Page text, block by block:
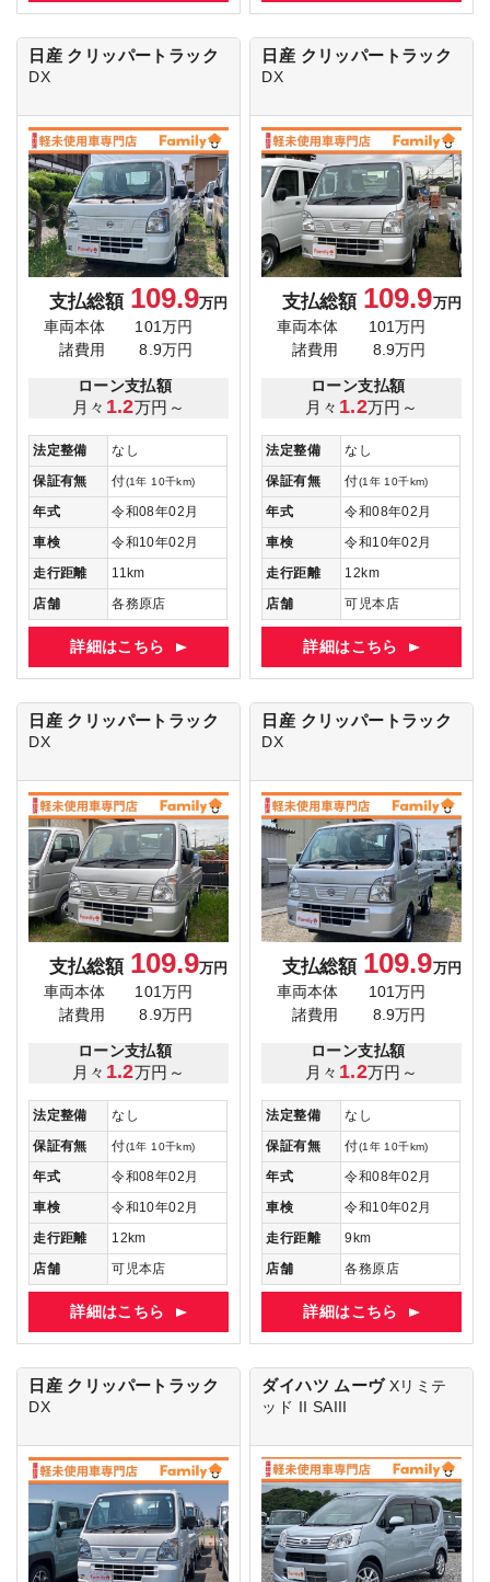
日産 クリッパートラック
DX
支払総額 109.9万円
車両本体
101万円
諸費用
8.9万円
ローン支払額
月々 1.2万円～
法定整備
なし
保証有無
付(1年 10千km)
年式
令和08年02月
車検
令和10年02月
走行距離
11km
店舗
各務原店
詳細はこちら
日産 クリッパートラック
DX
支払総額 109.9万円
車両本体
101万円
諸費用
8.9万円
ローン支払額
月々 1.2万円～
法定整備
なし
保証有無
付(1年 10千km)
年式
令和08年02月
車検
令和10年02月
走行距離
12km
店舗
可児本店
詳細はこちら
日産 クリッパートラック
DX
支払総額 109.9万円
車両本体
101万円
諸費用
8.9万円
ローン支払額
月々 1.2万円～
法定整備
なし
保証有無
付(1年 10千km)
年式
令和08年02月
車検
令和10年02月
走行距離
12km
店舗
可児本店
詳細はこちら
日産 クリッパートラック
DX
支払総額 109.9万円
車両本体
101万円
諸費用
8.9万円
ローン支払額
月々 1.2万円～
法定整備
なし
保証有無
付(1年 10千km)
年式
令和08年02月
車検
令和10年02月
走行距離
9km
店舗
各務原店
詳細はこちら
日産 クリッパートラック
DX
ダイハツ ムーヴ Xリミテ
ッド II SAIII